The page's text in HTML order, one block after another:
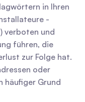
in Ihren
-
verboten und
führen, die
zur Folge hat.
oder
häufiger Grund